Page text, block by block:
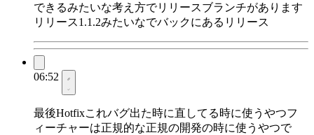
できるみたいな考え方でリリースブランチがあります
リリース1.1.2みたいなでバックにあるリリース
06:52
最後Hotfixこれバグ出た時に直してる時に使うやつフ
ィーチャーは正規的な正規の開発の時に使うやつで